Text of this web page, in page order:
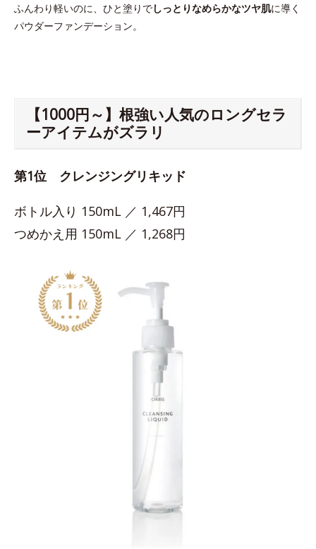
ふんわり軽いのに、ひと塗りでしっとりなめらかなツヤ肌に導く
パウダーファンデーション。
【1000円～】根強い人気のロングセラ
ーアイテムがズラリ
第1位 クレンジングリキッド
ボトル入り 150mL ／ 1,467円
つめかえ用 150mL ／ 1,268円